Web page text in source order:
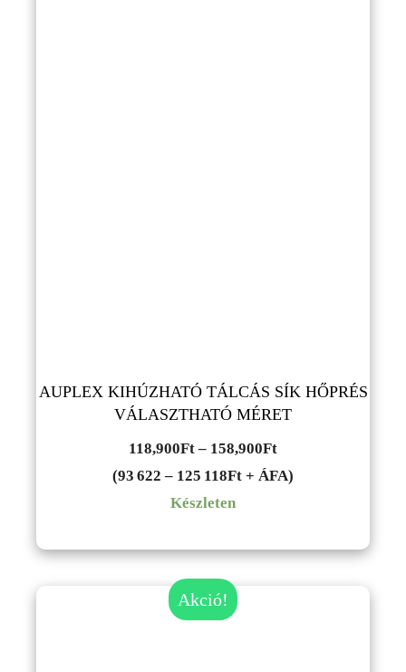
AUPLEX KIHÚZHATÓ TÁLCÁS SÍK HŐPRÉS
VÁLASZTHATÓ MÉRET
118,900Ft – 158,900FtÁrtartomány:
118,900Ft
(93 622 – 125 118Ft + ÁFA)
Készleten
Akció!